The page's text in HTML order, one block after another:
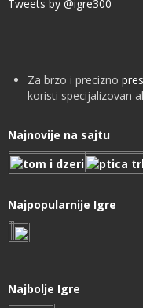
Tweets by @igre300
Za brzo i precizno
koristi specijalizovan
Najnovije na sajtu
Najpopularnije Igre
Najbolje Igre